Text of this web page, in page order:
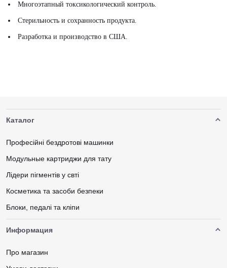
Многоэтапный токсикологический контроль.
Стерильность и сохранность продукта.
Разработка и производство в США.
Каталог
Професійні бездротові машинки
Модульные картриджи для тату
Лідери пігментів у свті
Косметика та засоби безпеки
Блоки, педалі та кліпи
Информация
Про магазин